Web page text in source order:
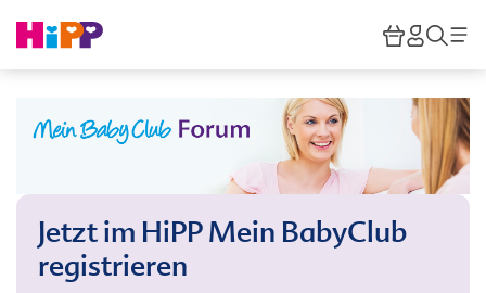
HiPP
Jetzt im HiPP Mein BabyClub
registrieren